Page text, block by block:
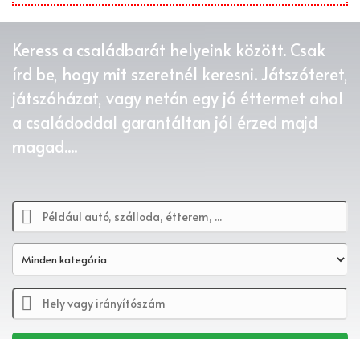
Keress a családbarát helyeink között. Csak
írd be, hogy mit szeretnél keresni. Játszóteret,
játszóházat, vagy netán egy jó éttermet ahol
a családoddal garantáltan jól érzed majd
magad....